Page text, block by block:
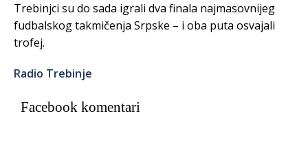
Trebinjci su do sada igrali dva finala najmasovnijeg
fudbalskog takmičenja Srpske – i oba puta osvajali
trofej.
Radio Trebinje
Facebook komentari